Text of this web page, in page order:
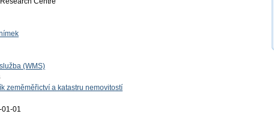
(WMS)
zeměměřictví a katastru nemovitostí
01